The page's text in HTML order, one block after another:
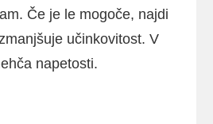
Če je le mogoče, najdi
učinkovitost. V
napetosti.